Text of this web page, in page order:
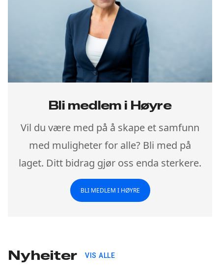
Bli medlem i Høyre
Vil du være med på å skape et samfunn
med muligheter for alle? Bli med på
laget. Ditt bidrag gjør oss enda sterkere.
BLI MEDLEM I HØYRE
Nyheiter VIS ALLE